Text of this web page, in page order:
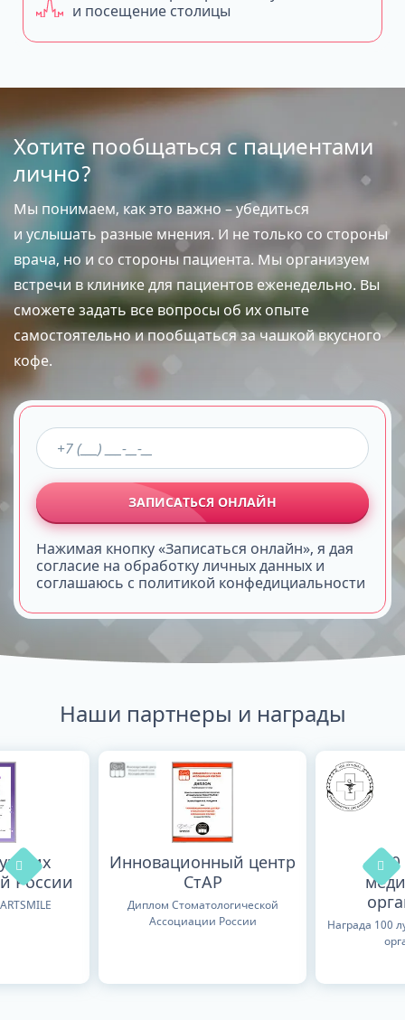
и посещение столицы
Хотите пообщаться с пациентами
лично?
Мы понимаем, как это важно – убедиться
и услышать разные мнения. И не только со стороны
врача, но и со стороны пациента. Мы организуем
встречи в клинике для пациентов еженедельно. Вы
сможете задать все вопросы об их опыте
самостоятельно и пообщаться за чашкой вкусного
кофе.
ЗАПИСАТЬСЯ ОНЛАЙН
Нажимая кнопку «Записаться онлайн», я дая
согласие на обработку личных данных и
соглашаюсь с политикой конфедициальности
Наши партнеры и награды
России
Инновационный центр
СтАР
Диплом Стоматологической
Ассоциации России
Награда 100